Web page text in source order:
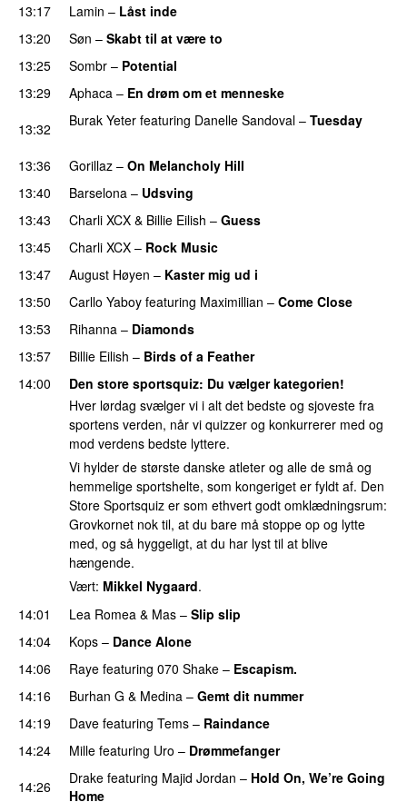
13:17
Lamin – Låst inde
13:20
Søn – Skabt til at være to
13:25
Sombr – Potential
13:29 Aphaca – En drøm om et menneske
13:32 Burak Yeter featuring Danelle Sandoval – Tuesday
13:36 Gorillaz – On Melancholy Hill
13:40
Barselona – Udsving
13:43 Charli XCX & Billie Eilish – Guess
13:45
Charli XCX – Rock Music
13:47
August Høyen – Kaster mig ud i
13:50 Carllo Yaboy featuring Maximillian – Come Close
13:53 Rihanna – Diamonds
13:57
Billie Eilish – Birds of a Feather
14:00
Den store sportsquiz: Du vælger kategorien!
Hver lørdag svælger vi i alt det bedste og sjoveste fra
sportens verden, når vi quizzer og konkurrerer med og
mod verdens bedste lyttere.
Vi hylder de største danske atleter og alle de små og
hemmelige sportshelte, som kongeriget er fyldt af. Den
Store Sportsquiz er som ethvert godt omklædningsrum:
Grovkornet nok til, at du bare må stoppe op og lytte
med, og så hyggeligt, at du har lyst til at blive
hængende.
Vært: Mikkel Nygaard.
14:01
Lea Romea & Mas – Slip slip
14:04 Kops – Dance Alone
14:06 Raye featuring 070 Shake – Escapism.
14:16
Burhan G & Medina – Gemt dit nummer
14:19
Dave featuring Tems – Raindance
14:24
Mille featuring Uro – Drømmefanger
14:26
Drake featuring Majid Jordan – Hold On, We’re Going
Home